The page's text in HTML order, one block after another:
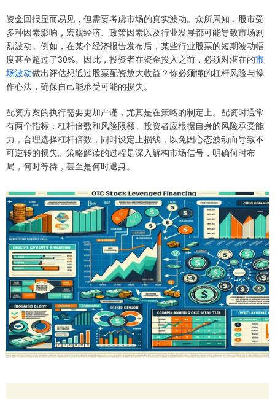
资金回报显而易见，但需要考虑市场的真实波动。众所周知，股市受
多种因素影响，宏观经济、政策因素以及行业发展都可能导致市场剧
烈波动。例如，在某个经济报告发布后，某些行业股票的短期波动幅
度甚至超过了30%。因此，投资者在资金投入之前，必须对潜在的市
场波动做出评估想通过股票配资放大收益？你必须懂的杠杆风险与操
作心法，确保自己能承受可能的损失。
配资方案的执行需要更加严谨，尤其是在策略的制定上。配资时通常
有两个指标：杠杆倍数和风险限额。投资者应根据自身的风险承受能
力，合理选择杠杆倍数，同时设定止损线，以免因心态波动而导致不
可逆转的损失。策略解读的过程是深入解构市场信号，明确何时布
局，何时等待，甚至是何时退身。